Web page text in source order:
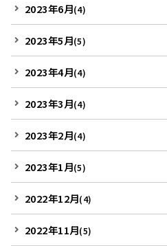
2023年6月(4)
2023年5月(5)
2023年4月(4)
2023年3月(4)
2023年2月(4)
2023年1月(5)
2022年12月(4)
2022年11月(5)